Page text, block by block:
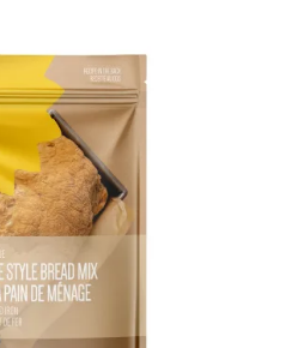
DETAILS